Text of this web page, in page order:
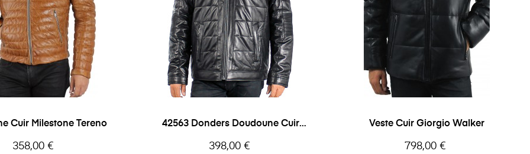
Cuir Milestone Tereno
Prix
358,00 €
42563 Donders Doudoune Cuir
Prix
398,00 €
Veste Cuir Giorgio Walker
Prix
798,00 €